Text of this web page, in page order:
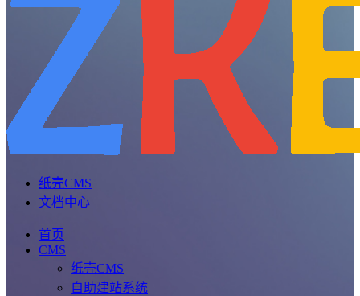
纸壳CMS
文档中心
首页
CMS
纸壳CMS
自助建站系统